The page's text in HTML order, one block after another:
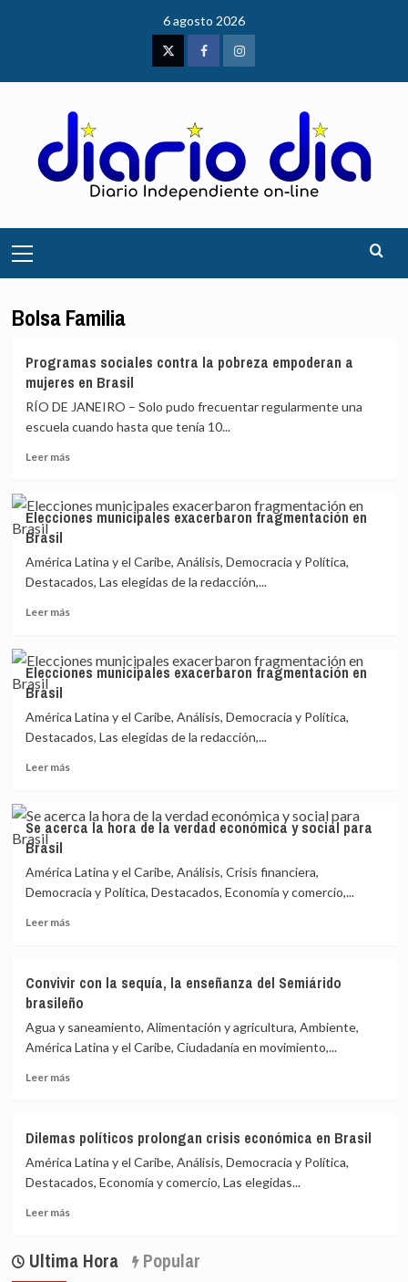
6 agosto 2026
TwitterFacebookInstagram
principal
Bolsa Familia
Programas sociales contra la pobreza empoderan a
mujeres en Brasil
RÍO DE JANEIRO – Solo pudo frecuentar regularmente una
escuela cuando hasta que tenía 10...
Leer másLeer
Programas
sociales
la
pobreza
empoderan
a
Brasil
Elecciones municipales exacerbaron fragmentación en
Brasil
América Latina y el Caribe, Análisis, Democracia y Política,
Destacados, Las elegidas de la redacción,...
Leer másLeer
Elecciones
municipales
fragmentación
en
Brasil
Elecciones municipales exacerbaron fragmentación en
Brasil
América Latina y el Caribe, Análisis, Democracia y Política,
Destacados, Las elegidas de la redacción,...
Leer másLeer
Elecciones
municipales
fragmentación
Brasil
Se acerca la hora de la verdad económica y social para
Brasil
América Latina y el Caribe, Análisis, Crisis financiera,
Democracia y Política, Destacados, Economía y comercio,...
Leer másLeer
acerca
la
hora
de
verdad
para
Brasil
Convivir con la sequía, la enseñanza del Semiárido
brasileño
Agua y saneamiento, Alimentación y agricultura, Ambiente,
América Latina y el Caribe, Ciudadanía en movimiento,...
Leer másLeer
con
la
sequía,
enseñanza
brasileño
Dilemas políticos prolongan crisis económica en Brasil
América Latina y el Caribe, Análisis, Democracia y Política,
Destacados, Economía y comercio, Las elegidas...
Leer másLeer
Dilemas
Ultima Hora Popular